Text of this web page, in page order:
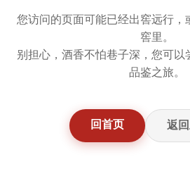
您访问的页面可能已经出窖远行，
窖里。
别担心，酒香不怕巷子深，您可以
品鉴之旅。
回首页 返